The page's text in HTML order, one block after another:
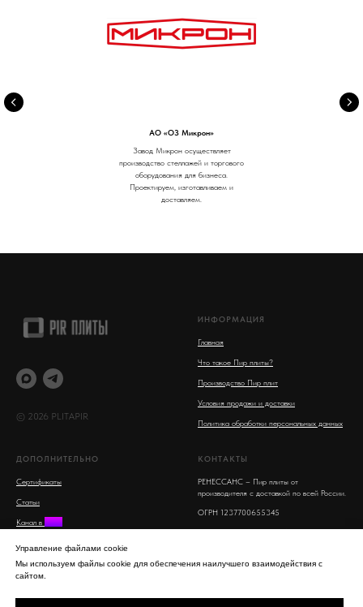
АО «ОЗ Микрон»
Завод Микрон осуществляет
производство стеллажей и торгового
оборудования для бизнеса.
Проектируем, изготавливаем и
доставляем.
© 2026 PLITAPIR
ИНФОРМАЦИЯ
Главная
Что такое Пир плиты?
Производство Пир плит
Условия продажи и доставки
Политика обработки персональных данных
ДОПОЛНИТЕЛЬНО
Сертификаты
Статьи
Канал в MAX
КОНТАКТЫ
РЕНЕССАНС – Пир плиты от
производителя с доставкой по всей России.
ОГРН 1237700655345
Московская область, Люберцы, улица 8
info@plitapir.ru
Управление файлами cookie
Мы используем файлы cookie для обеспечения наилучшего взаимодействия с
сайтом.